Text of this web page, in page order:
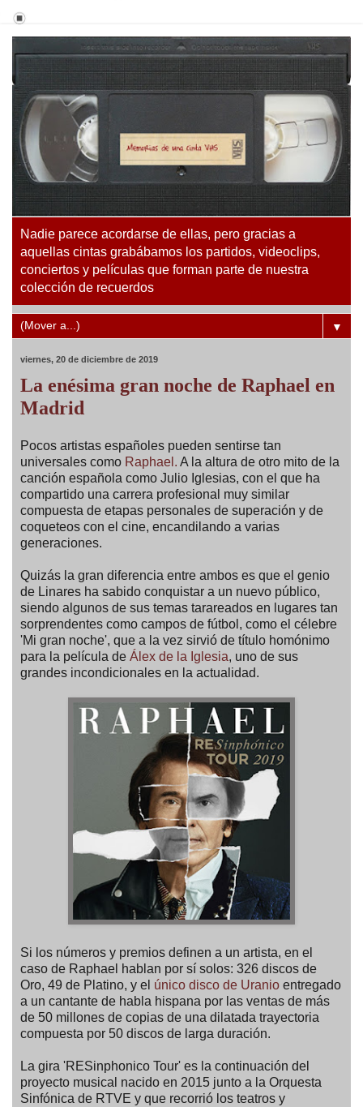
Nadie parece acordarse de ellas, pero gracias a
aquellas cintas grabábamos los partidos, videoclips,
conciertos y películas que forman parte de nuestra
colección de recuerdos
▼
viernes, 20 de diciembre de 2019
La enésima gran noche de Raphael en
Madrid
Pocos artistas españoles pueden sentirse tan
universales como Raphael. A la altura de otro mito de la
canción española como Julio Iglesias, con el que ha
compartido una carrera profesional muy similar
compuesta de etapas personales de superación y de
coqueteos con el cine, encandilando a varias
generaciones.
Quizás la gran diferencia entre ambos es que el genio
de Linares ha sabido conquistar a un nuevo público,
siendo algunos de sus temas tarareados en lugares tan
sorprendentes como campos de fútbol, como el célebre
'Mi gran noche', que a la vez sirvió de título homónimo
para la película de Álex de la Iglesia, uno de sus
grandes incondicionales en la actualidad.
Si los números y premios definen a un artista, en el
caso de Raphael hablan por sí solos: 326 discos de
Oro, 49 de Platino, y el único disco de Uranio entregado
a un cantante de habla hispana por las ventas de más
de 50 millones de copias de una dilatada trayectoria
compuesta por 50 discos de larga duración.
La gira 'RESinphonico Tour' es la continuación del
proyecto musical nacido en 2015 junto a la Orquesta
Sinfónica de RTVE y que recorrió los teatros y